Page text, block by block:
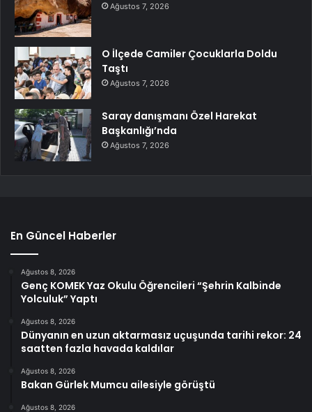
Ağustos 7, 2026
O İlçede Camiler Çocuklarla Doldu
Taştı
Ağustos 7, 2026
Saray danışmanı Özel Harekat
Başkanlığı’nda
Ağustos 7, 2026
En Güncel Haberler
Ağustos 8, 2026
Genç KOMEK Yaz Okulu Öğrencileri “Şehrin Kalbinde
Yolculuk” Yaptı
Ağustos 8, 2026
Dünyanın en uzun aktarmasız uçuşunda tarihi rekor: 24
saatten fazla havada kaldılar
Ağustos 8, 2026
Bakan Gürlek Mumcu ailesiyle görüştü
Ağustos 8, 2026